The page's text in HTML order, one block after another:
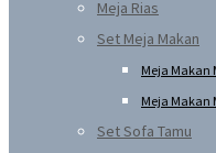
Meja Rias
Set Meja Makan
Meja Makan
Meja Makan
Set Sofa Tamu